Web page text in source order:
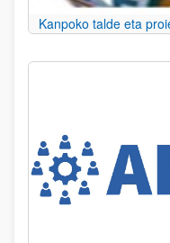
Kanpoko talde eta